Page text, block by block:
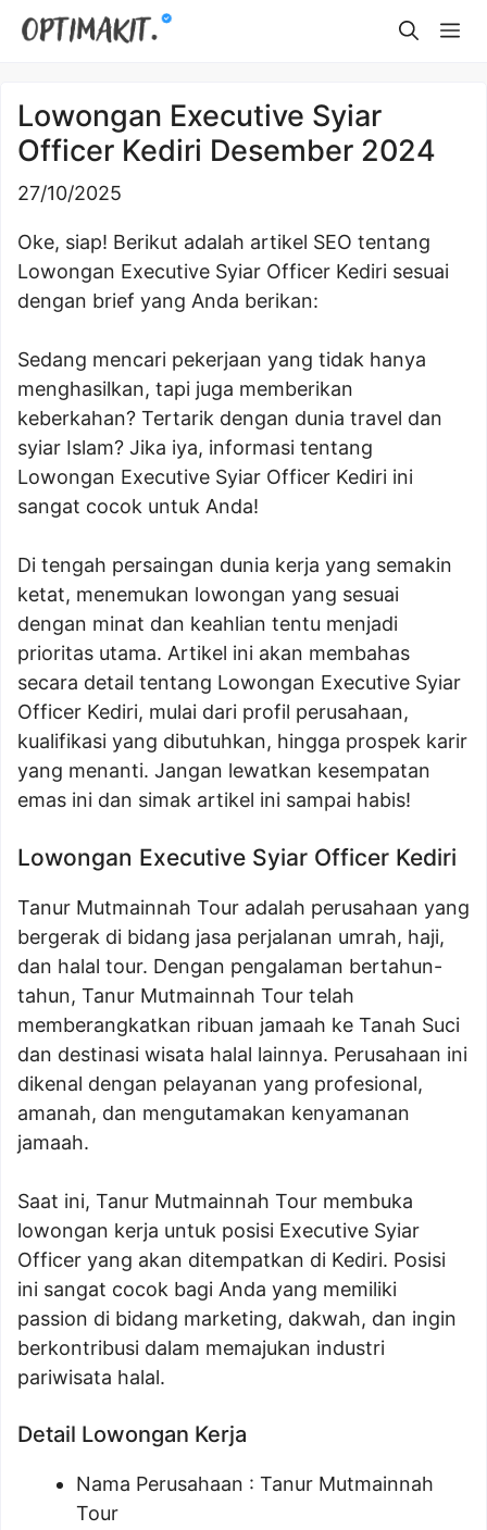
Skip
Lowongan Executive Syiar
Officer Kediri Desember 2024
27/10/2025
Oke, siap! Berikut adalah artikel SEO tentang
Lowongan Executive Syiar Officer Kediri sesuai
dengan brief yang Anda berikan:
Sedang mencari pekerjaan yang tidak hanya
menghasilkan, tapi juga memberikan
keberkahan? Tertarik dengan dunia travel dan
syiar Islam? Jika iya, informasi tentang
Lowongan Executive Syiar Officer Kediri ini
sangat cocok untuk Anda!
Di tengah persaingan dunia kerja yang semakin
ketat, menemukan lowongan yang sesuai
dengan minat dan keahlian tentu menjadi
prioritas utama. Artikel ini akan membahas
secara detail tentang Lowongan Executive Syiar
Officer Kediri, mulai dari profil perusahaan,
kualifikasi yang dibutuhkan, hingga prospek karir
yang menanti. Jangan lewatkan kesempatan
emas ini dan simak artikel ini sampai habis!
Lowongan Executive Syiar Officer Kediri
Tanur Mutmainnah Tour adalah perusahaan yang
bergerak di bidang jasa perjalanan umrah, haji,
dan halal tour. Dengan pengalaman bertahun-
tahun, Tanur Mutmainnah Tour telah
memberangkatkan ribuan jamaah ke Tanah Suci
dan destinasi wisata halal lainnya. Perusahaan ini
dikenal dengan pelayanan yang profesional,
amanah, dan mengutamakan kenyamanan
jamaah.
Saat ini, Tanur Mutmainnah Tour membuka
lowongan kerja untuk posisi Executive Syiar
Officer yang akan ditempatkan di Kediri. Posisi
ini sangat cocok bagi Anda yang memiliki
passion di bidang marketing, dakwah, dan ingin
berkontribusi dalam memajukan industri
pariwisata halal.
Detail Lowongan Kerja
Nama Perusahaan : Tanur Mutmainnah
Tour